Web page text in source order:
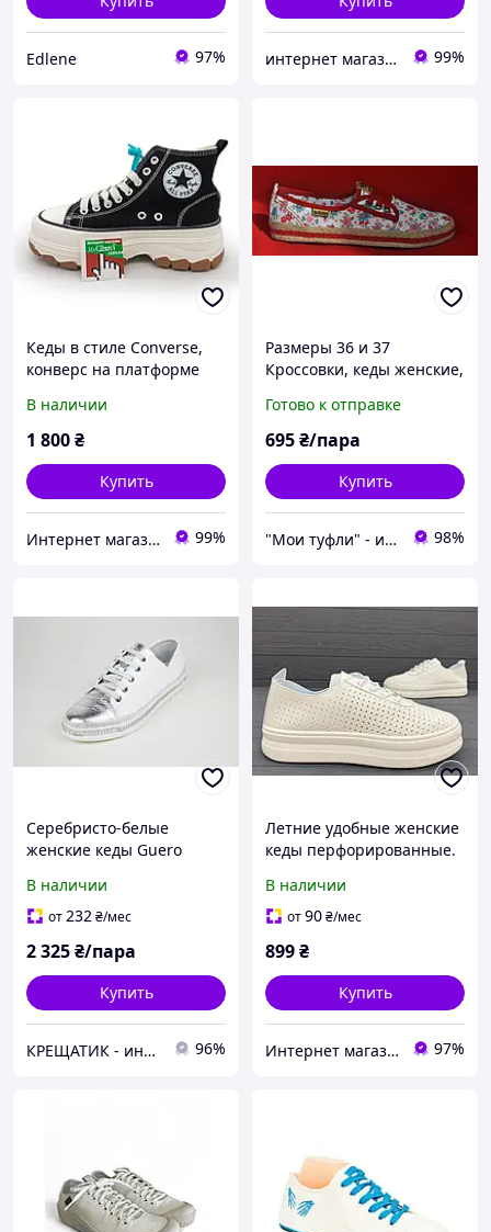
Edlene 97% интернет магазин ОПТИМАЛЬНЫЙ ВЫБОР 99%
Кеды в стиле Converse,
конверс на платформе
в наличии: 37, 38, 40.
В наличии
1 800₴
Купить
Интернет магазин обуви I love my shoes 99%
Размеры 36 и 37
Кроссовки, кеды женские,
красные с белым
Готово к отправке
695₴/пара
Купить
"Мои туфли" - интернет магазин обуви на все случаи жизни. 98%
Серебристо-белые
женские кеды Guero
В наличии
от232₴/мес
2 325₴/пара
Купить
КРЕЩАТИК - интернет магазин обуви 96%
Летние удобные женские
кеды перфорированные.
мокасины с
перфорацией. Размеры
В наличии
от90₴/мес
899₴
Купить
Интернет магазин обуви "Скороходик" 97%